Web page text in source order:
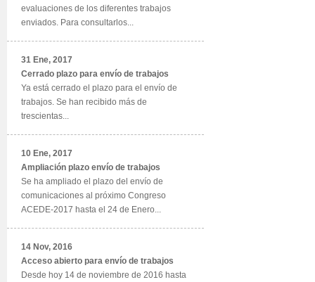
evaluaciones de los diferentes trabajos
enviados. Para consultarlos...
31 Ene, 2017
Cerrado plazo para envío de trabajos
Ya está cerrado el plazo para el envío de
trabajos. Se han recibido más de
trescientas...
10 Ene, 2017
Ampliación plazo envío de trabajos
Se ha ampliado el plazo del envío de
comunicaciones al próximo Congreso
ACEDE-2017 hasta el 24 de Enero...
14 Nov, 2016
Acceso abierto para envío de trabajos
Desde hoy 14 de noviembre de 2016 hasta